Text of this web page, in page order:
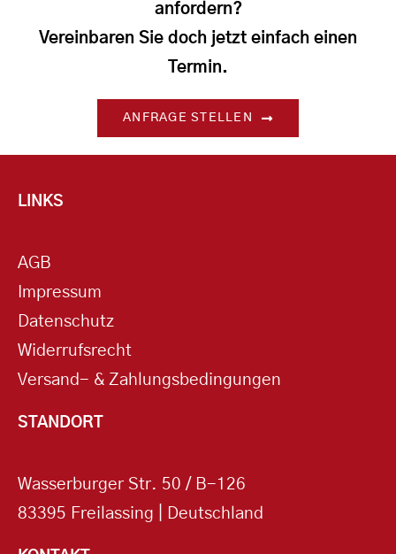
anfordern?
Vereinbaren Sie doch jetzt einfach einen
Termin.
ANFRAGE STELLEN
LINKS
AGB
Impressum
Datenschutz
Widerrufsrecht
Versand- & Zahlungsbedingungen
STANDORT
Wasserburger Str. 50 / B-126
83395 Freilassing | Deutschland